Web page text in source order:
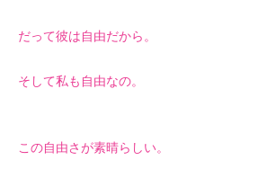
だって彼は自由だから。
そして私も自由なの。
この自由さが素晴らしい。